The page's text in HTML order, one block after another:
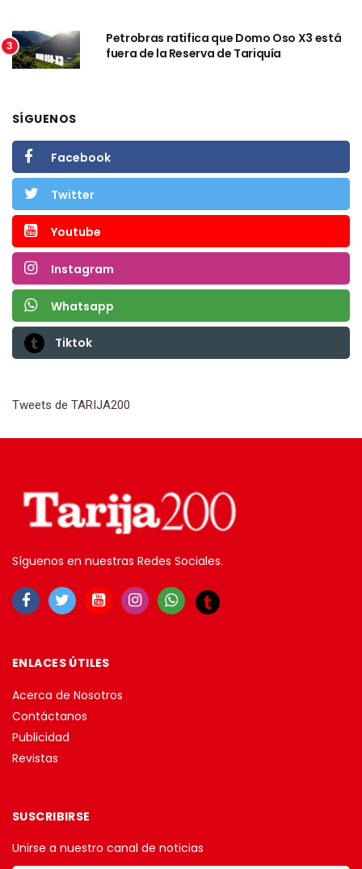
3
Petrobras ratifica que Domo Oso X3 está
fuera de la Reserva de Tariquía
SÍGUENOS
Facebook
Twitter
Youtube
Instagram
Whatsapp
Tiktok
Tweets de TARIJA200
Síguenos en nuestras Redes Sociales.
ENLACES ÚTILES
Acerca de Nosotros
Contáctanos
Publicidad
Revistas
SUSCRIBIRSE
Unirse a nuestro canal de noticias